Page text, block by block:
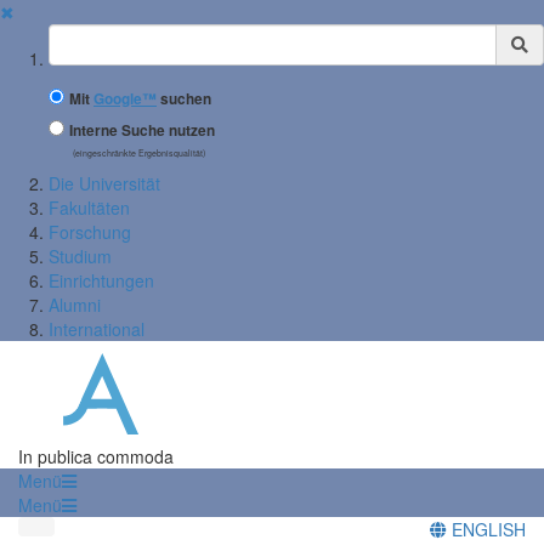
✖
Suchbegriff
MitGoogle™ suchen
Interne Suche nutzen
(eingeschränkte Ergebnisqualität)
Die Universität
Fakultäten
Forschung
Studium
Einrichtungen
Alumni
International
In publica commoda
Menü
Menü
ENGLISH